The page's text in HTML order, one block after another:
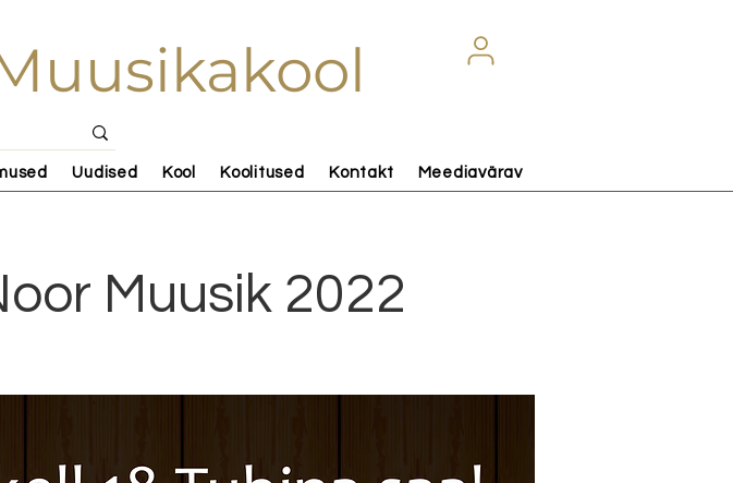
Uudised Kool Koolitused Kontakt Meediavärav
Muusik 2022